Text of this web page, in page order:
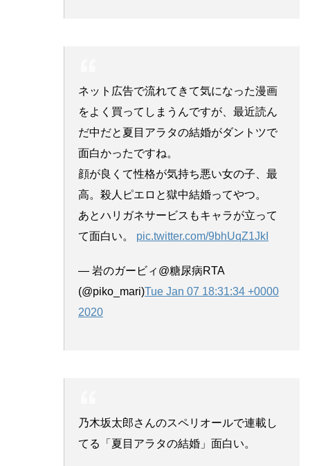
ネット広告で流れてきて気になった漫画
をよく買ってしまうんですが、最近読ん
だ中だと夏目アラタの結婚がダントツで
面白かったですね。
顔が良くて性格が気持ち悪い女の子、最
高。殺人ピエロと獄中結婚ってやつ。
あとハリガネサービスもキャラが立って
て面白い。 pic.twitter.com/9bhUqZ1JkI
— 岩のガービィ@糖尿病RTA
(@piko_mari)Tue Jan 07 18:31:34 +0000
2020
乃木坂太郎さんのスペリオールで連載し
てる「夏目アラタの結婚」面白い。